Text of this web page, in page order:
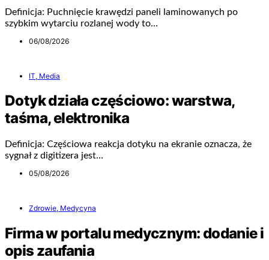
Definicja: Puchnięcie krawędzi paneli laminowanych po
szybkim wytarciu rozlanej wody to…
06/08/2026
IT, Media
Dotyk działa częściowo: warstwa,
taśma, elektronika
Definicja: Częściowa reakcja dotyku na ekranie oznacza, że
sygnał z digitizera jest…
05/08/2026
Zdrowie, Medycyna
Firma w portalu medycznym: dodanie i
opis zaufania